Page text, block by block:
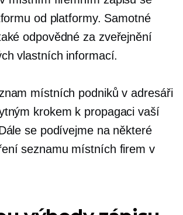
od platformy. Samotné
odpovědné za zveřejnění
vlastních informací.
místních podniků v adresáři
krokem k propagaci vaší
se podívejme na některé
seznamu místních firem v